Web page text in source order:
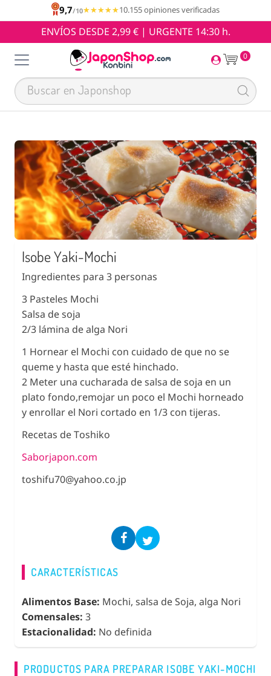
9,7/10★★★★★
★★★★★10.155 opiniones verificadas
ENVÍOS DESDE 2,99 € | URGENTE 14:30 h.
0
Isobe Yaki-Mochi
Ingredientes para 3 personas
3 Pasteles Mochi
Salsa de soja
2/3 lámina de alga Nori
1 Hornear el Mochi con cuidado de que no se
queme y hasta que esté hinchado.
2 Meter una cucharada de salsa de soja en un
plato fondo,remojar un poco el Mochi horneado
y enrollar el Nori cortado en 1/3 con tijeras.
Recetas de Toshiko
Saborjapon.com
toshifu70@yahoo.co.jp
CARACTERÍSTICAS
Alimentos Base: Mochi, salsa de Soja, alga Nori
Comensales: 3
Estacionalidad: No definida
PRODUCTOS PARA PREPARAR ISOBE YAKI-MOCHI